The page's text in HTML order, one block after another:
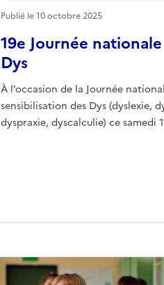
19e Journée
Dys
À l’occasion de la Journée
sensibilisation des Dys (dyslexie,
dyspraxie, dyscalculie) ce samedi
Publié le10 octobre 2025